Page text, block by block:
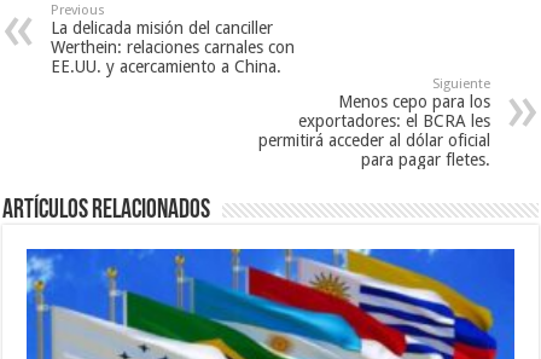
Previous
La delicada misión del canciller
Werthein: relaciones carnales con
EE.UU. y acercamiento a China.
Siguiente
Menos cepo para los
exportadores: el BCRA les
permitirá acceder al dólar oficial
para pagar fletes.
Artículos relacionados